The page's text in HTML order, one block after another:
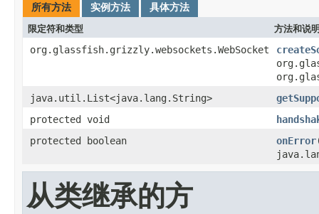
所有方法 实例方法 具体方法
限定符和类型 方法和说
org.glassfish.grizzly.websockets.WebSocket
java.util.List<java.lang.String>
protected void
protected boolean
onError
从类继承的方